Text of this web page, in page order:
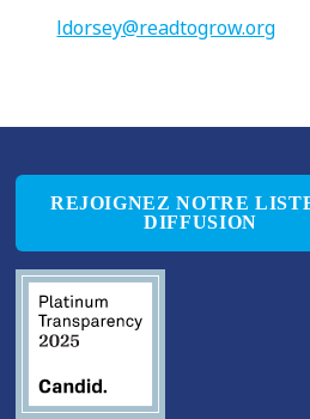
ldorsey@readtogrow.org
REJOIGNEZ NOTRE
DIFFUSION